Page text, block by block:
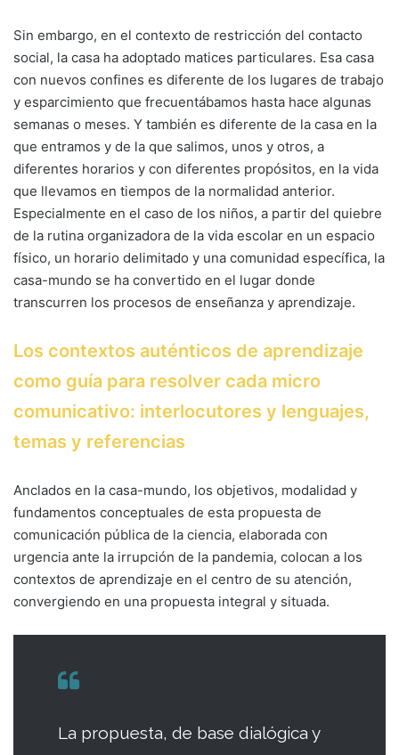
Sin embargo, en el contexto de restricción del contacto
social, la casa ha adoptado matices particulares. Esa casa
con nuevos confines es diferente de los lugares de trabajo
y esparcimiento que frecuentábamos hasta hace algunas
semanas o meses. Y también es diferente de la casa en la
que entramos y de la que salimos, unos y otros, a
diferentes horarios y con diferentes propósitos, en la vida
que llevamos en tiempos de la normalidad anterior.
Especialmente en el caso de los niños, a partir del quiebre
de la rutina organizadora de la vida escolar en un espacio
físico, un horario delimitado y una comunidad específica, la
casa-mundo se ha convertido en el lugar donde
transcurren los procesos de enseñanza y aprendizaje.
Los contextos auténticos de aprendizaje
como guía para resolver cada micro
comunicativo: interlocutores y lenguajes,
temas y referencias
Anclados en la casa-mundo, los objetivos, modalidad y
fundamentos conceptuales de esta propuesta de
comunicación pública de la ciencia, elaborada con
urgencia ante la irrupción de la pandemia, colocan a los
contextos de aprendizaje en el centro de su atención,
convergiendo en una propuesta integral y situada.
La propuesta, de base dialógica y